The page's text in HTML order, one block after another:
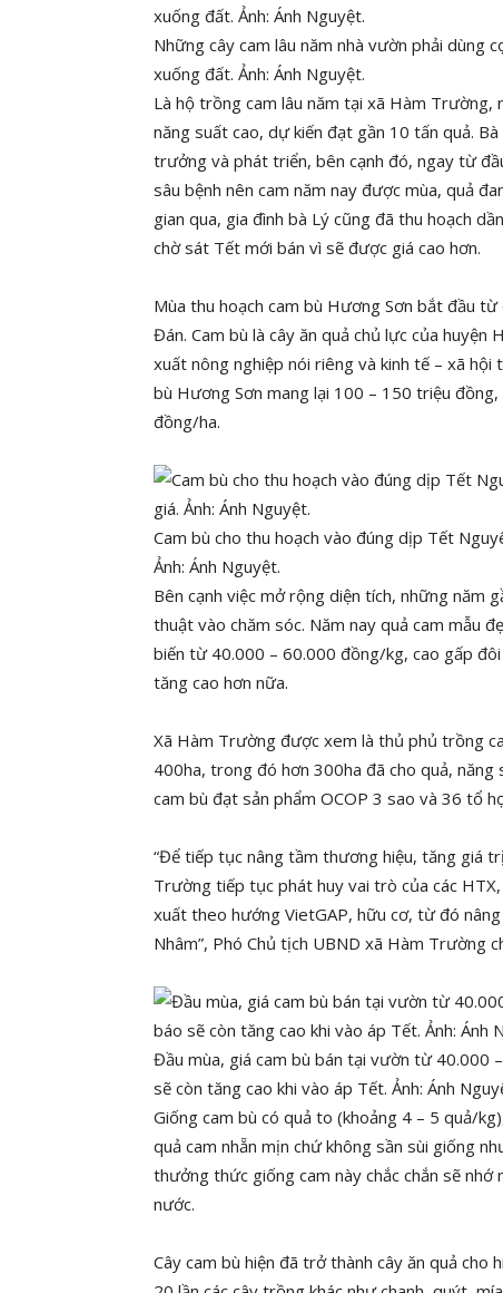
Những cây cam lâu năm nhà vườn phải dùng
xuống đất. Ảnh: Ánh Nguyệt.
Là hộ trồng cam lâu năm tại xã Hàm Trường,
năng suất cao, dự kiến đạt gần 10 tấn quả.
trưởng và phát triển, bên cạnh đó, ngay từ
sâu bệnh nên cam năm nay được mùa, quả
gian qua, gia đình bà Lý cũng đã thu hoạch
chờ sát Tết mới bán vì sẽ được giá cao hơn.
Mùa thu hoạch cam bù Hương Sơn bắt đầu
Đán. Cam bù là cây ăn quả chủ lực của
xuất nông nghiệp nói riêng và kinh tế – xã
bù Hương Sơn mang lại 100 – 150 triệu
đồng/ha.
Cam bù cho thu hoạch vào đúng dịp Tết
Ảnh: Ánh Nguyệt.
Bên cạnh việc mở rộng diện tích, những năm
thuật vào chăm sóc. Năm nay quả cam mẫu
biến từ 40.000 – 60.000 đồng/kg, cao gấp
tăng cao hơn nữa.
Xã Hàm Trường được xem là thủ phủ trồng
400ha, trong đó hơn 300ha đã cho quả,
cam bù đạt sản phẩm OCOP 3 sao và 36 tổ
“Để tiếp tục nâng tầm thương hiệu, tăng giá
Trường tiếp tục phát huy vai trò của các
xuất theo hướng VietGAP, hữu cơ, từ đó
Nhâm”, Phó Chủ tịch UBND xã Hàm Trường
Đầu mùa, giá cam bù bán tại vườn từ 40.000
sẽ còn tăng cao khi vào áp Tết. Ảnh: Ánh
Giống cam bù có quả to (khoảng 4 – 5 quả/
quả cam nhẵn mịn chứ không sần sùi giống
thưởng thức giống cam này chắc chắn sẽ
nước.
Cây cam bù hiện đã trở thành cây ăn quả